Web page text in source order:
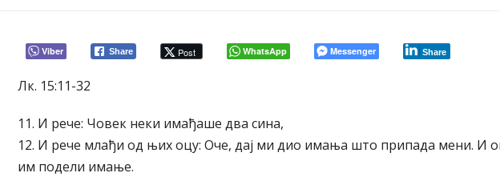
Viber Share Post WhatsApp Messenger Share
Лк. 15:11-32
11. И рече: Човек неки имађаше два сина,
12. И рече млађи од њих оцу: Оче, дај ми дио имања што припада мени. И
им подели имање.